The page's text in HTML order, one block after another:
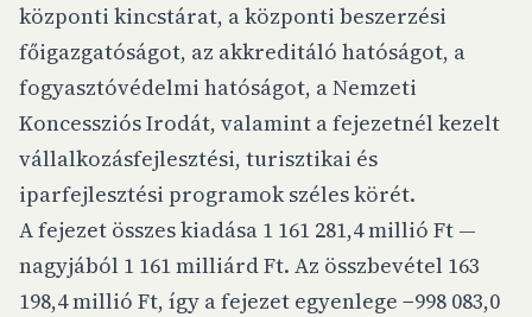
központi kincstárat, a központi beszerzési
főigazgatóságot, az akkreditáló hatóságot, a
fogyasztóvédelmi hatóságot, a Nemzeti
Koncessziós Irodát, valamint a fejezetnél kezelt
vállalkozásfejlesztési, turisztikai és
iparfejlesztési programok széles körét.
A fejezet összes kiadása 1 161 281,4 millió Ft —
nagyjából 1 161 milliárd Ft. Az összbevétel 163
198,4 millió Ft, így a fejezet egyenlege −998 083,0